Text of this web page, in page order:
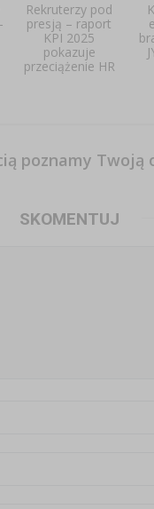
Rekruterzy pod
presją – raport
KPI 2025
pokazuje
przeciążenie HR
poznamy Twoją
SKOMENTUJ